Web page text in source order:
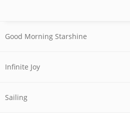
Good Morning Starshine
Infinite Joy
Sailing